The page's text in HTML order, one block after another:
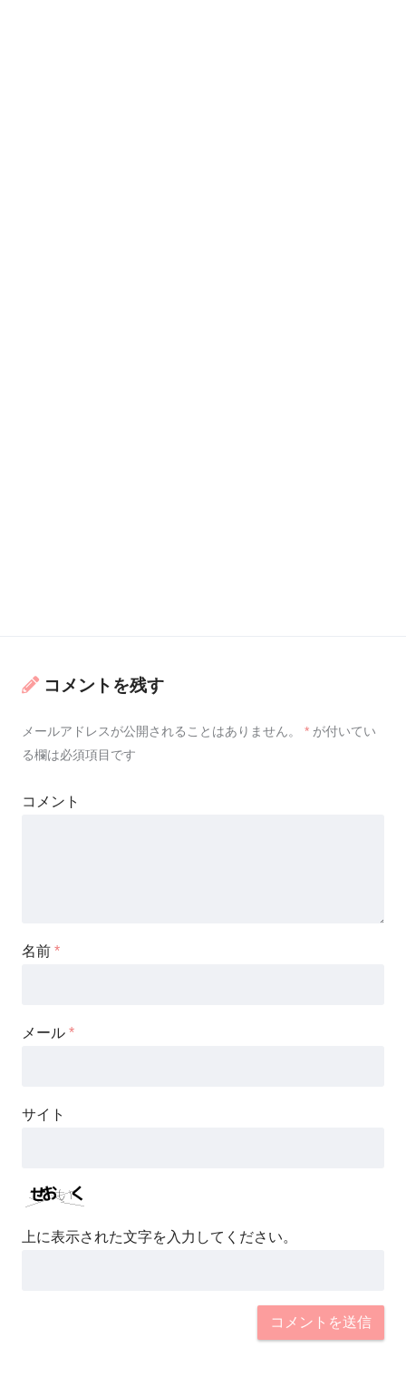
コメントを残す
メールアドレスが公開されることはありません。 * が付いてい
る欄は必須項目です
コメント
名前 *
メール *
サイト
上に表示された文字を入力してください。